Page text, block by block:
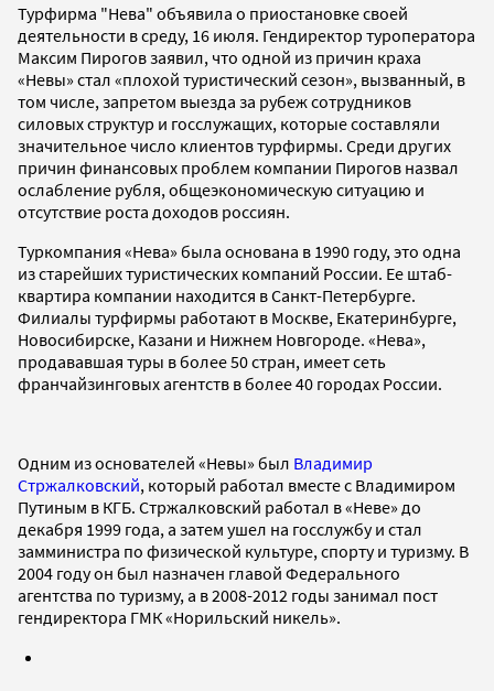
Турфирма "Нева" объявила о приостановке своей
деятельности в среду, 16 июля. Гендиректор туроператора
Максим Пирогов заявил, что одной из причин краха
«Невы» стал «плохой туристический сезон», вызванный, в
том числе, запретом выезда за рубеж сотрудников
силовых структур и госслужащих, которые составляли
значительное число клиентов турфирмы. Среди других
причин финансовых проблем компании Пирогов назвал
ослабление рубля, общеэкономическую ситуацию и
отсутствие роста доходов россиян.
Туркомпания «Нева» была основана в 1990 году, это одна
из старейших туристических компаний России. Ее штаб-
квартира компании находится в Санкт-Петербурге.
Филиалы турфирмы работают в Москве, Екатеринбурге,
Новосибирске, Казани и Нижнем Новгороде. «Нева»,
продававшая туры в более 50 стран, имеет сеть
франчайзинговых агентств в более 40 городах России.
Одним из основателей «Невы» был Владимир
Стржалковский, который работал вместе с Владимиром
Путиным в КГБ. Стржалковский работал в «Неве» до
декабря 1999 года, а затем ушел на госслужбу и стал
замминистра по физической культуре, спорту и туризму. В
2004 году он был назначен главой Федерального
агентства по туризму, а в 2008-2012 годы занимал пост
гендиректора ГМК «Норильский никель».